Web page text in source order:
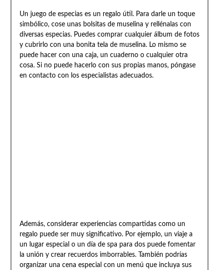
Un juego de especias es un regalo útil. Para darle un toque
simbólico, cose unas bolsitas de muselina y rellénalas con
diversas especias. Puedes comprar cualquier álbum de fotos
y cubrirlo con una bonita tela de muselina. Lo mismo se
puede hacer con una caja, un cuaderno o cualquier otra
cosa. Si no puede hacerlo con sus propias manos, póngase
en contacto con los especialistas adecuados.
Además, considerar experiencias compartidas como un
regalo puede ser muy significativo. Por ejemplo, un viaje a
un lugar especial o un día de spa para dos puede fomentar
la unión y crear recuerdos imborrables. También podrías
organizar una cena especial con un menú que incluya sus